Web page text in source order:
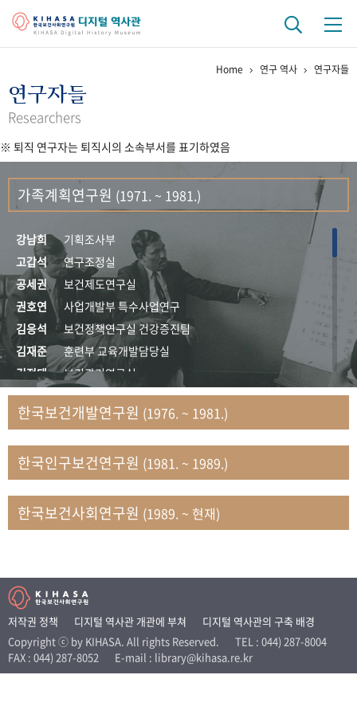
걸어온 길 기관 변천사
연구 역사
정책과 연구 키워드로 보는 연구 역사
연구자들
간행물 변천사
기록물 아카이브
사진 아카이브 문서 기록물 행정박물 영상 기록물
50+1주년 기념
성과 50선 숫자로 보는 50년
세계와 함께 한 KIHASA
VR 역사관
Home 연구 역사 연구자들
연구자들
Researchers
※ 퇴직 연구자는 퇴직시의 소속부서를 표기하였음
가족계획연구원 (1971. ~ 1981.)
강남희
기획조사부
고갑석
연구조정실
공세권
보건제도연구실
권호연
사업개발부 특수사업연구
김응석
보건정책연구실 건강증진팀
김재준
훈련부 교육개발담당실
김정태
보건관리연구실
김지자
연구부 사회개발담당실
김태룡
조사평가부 연구과
문현상
가족복지연구실 인구가족연구팀
박인화
보건정책연구실
박재빈
연구부 인구역학담당실
변종화
보건정책연구실 건강증진팀
송건용
보건정책연구실
송태민
정보통계연구실 빅데이터연구센터
신희설
사업개발부 국제협력연구실
이규식
의료보험연구실
이문기
훈련부
한국보건개발연구원 (1976. ~ 1981.)
한국인구보건연구원 (1981. ~ 1989.)
한국보건사회연구원 (1989. ~ 현재)
저작권 정책 디지털 역사관 개관에 부쳐
디지털 역사관의 구축 배경
Copyright ⓒ by KIHASA. All rights Reserved.
TEL : 044) 287-8004
FAX : 044) 287-8052
E-mail : library@kihasa.re.kr